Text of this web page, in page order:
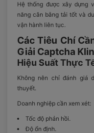
Hệ thống được xây dựng
năng cân bằng tải tốt và
vận hành liên tục.
Các Tiêu Chí
Giải Captcha
Hiệu Suất Thực
Không nên chỉ đánh giá
thuyết.
Doanh nghiệp cần xem xét:
Tốc độ phản hồi.
Độ ổn định.